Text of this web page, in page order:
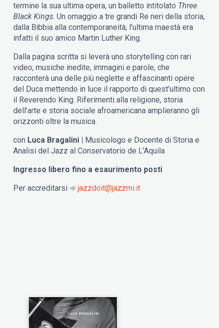
termine la sua ultima opera, un balletto intitolato Three
Black Kings. Un omaggio a tre grandi Re neri della storia,
dalla Bibbia alla contemporaneità; l’ultima maestà era
infatti il suo amico Martin Luther King.
Dalla pagina scritta si leverà uno storytelling con rari
video, musiche inedite, immagini e parole, che
racconterà una delle più neglette e affascinanti opere
del Duca mettendo in luce il rapporto di quest’ultimo con
il Reverendo King. Riferimenti alla religione, storia
dell’arte e storia sociale afroamericana amplieranno gli
orizzonti oltre la musica.
con Luca Bragalini | Musicologo e Docente di Storia e
Analisi del Jazz al Conservatorio de L’Aquila
Ingresso libero fino a esaurimento posti
Per accreditarsi ➾jazzdoit@jazzmi.it